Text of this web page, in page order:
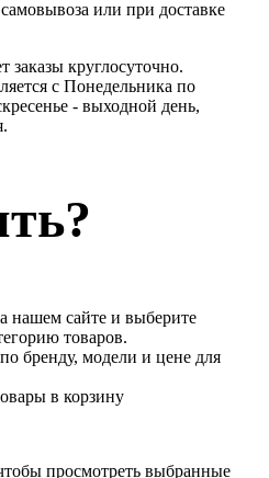
самовывоза или при доставке
заказы круглосуточно.
с Понедельника по
- выходной день,
нашем сайте и выберите
товаров.
бренду, модели и цене для
в корзину
просмотреть выбранные